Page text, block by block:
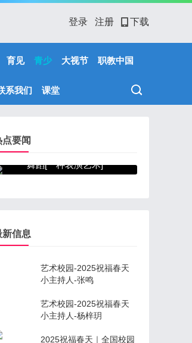
登录 注册 下载
育见 青少 大视节 职教中国
系我们 课堂
点要闻
舞蹈[一种表演艺术]
新信息
艺术校园-2025祝福春天
小主持人-张鸣
艺术校园-2025祝福春天
小主持人-杨梓玥
2025祝福春天｜全国校园